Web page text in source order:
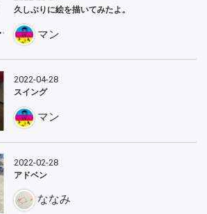
久しぶりに絵を描いてみたよ。
マン
2022-04-28
スイング
マン
2022-02-28
アドベン
ななみ